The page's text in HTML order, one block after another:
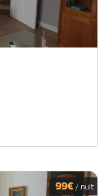
99€ / nuit